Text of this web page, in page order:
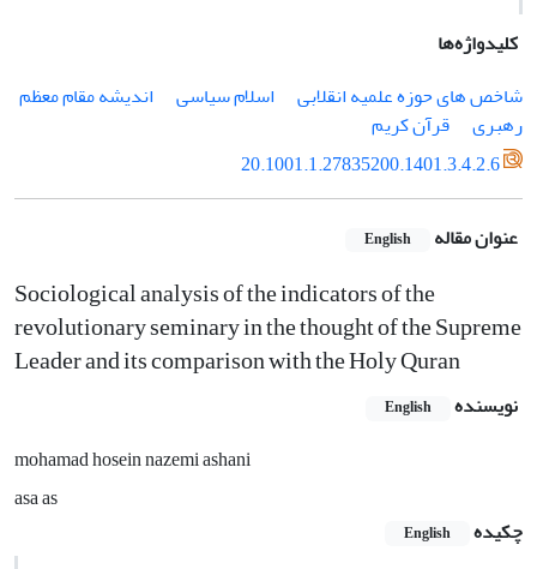
کلیدواژه‌ها
شاخص های حوزه علمیه انقلابی
اسلام سیاسی
اندیشه مقام معظم
رهبری
قرآن کریم
20.1001.1.27835200.1401.3.4.2.6
عنوان مقاله English
Sociological analysis of the indicators of the
revolutionary seminary in the thought of the Supreme
Leader and its comparison with the Holy Quran
نویسنده English
mohamad hosein nazemi ashani
asa as
چکیده
English